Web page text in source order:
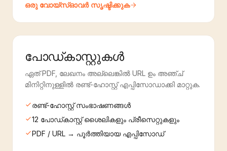
ഒരു വോയ്‌സ്ഓവർ സൃഷ്ടിക്കുക
പോഡ്‌കാസ്റ്റുകൾ
ഏത് PDF, ലേഖനം അല്ലെങ്കിൽ URL ഉം അഞ്ച്
മിനിറ്റിനുള്ളിൽ രണ്ട്-ഹോസ്റ്റ് എപ്പിസോഡാക്കി മാറ്റുക.
രണ്ട്-ഹോസ്റ്റ് സംഭാഷണങ്ങൾ
12 പോഡ്‌കാസ്റ്റ് ശൈലികളും പ്രീസെറ്റുകളും
PDF / URL → പൂർത്തിയായ എപ്പിസോഡ്